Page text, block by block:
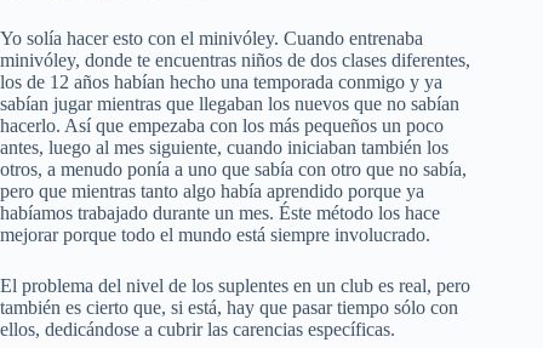
Yo solía hacer esto con el minivóley. Cuando entrenaba
minivóley, donde te encuentras niños de dos clases diferentes,
los de 12 años habían hecho una temporada conmigo y ya
sabían jugar mientras que llegaban los nuevos que no sabían
hacerlo. Así que empezaba con los más pequeños un poco
antes, luego al mes siguiente, cuando iniciaban también los
otros, a menudo ponía a uno que sabía con otro que no sabía,
pero que mientras tanto algo había aprendido porque ya
habíamos trabajado durante un mes. Éste método los hace
mejorar porque todo el mundo está siempre involucrado.
El problema del nivel de los suplentes en un club es real, pero
también es cierto que, si está, hay que pasar tiempo sólo con
ellos, dedicándose a cubrir las carencias específicas.